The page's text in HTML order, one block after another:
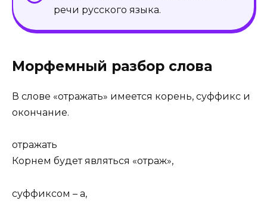
речи русского языка.
Морфемный разбор слова
В слове «отражать» имеется корень, суффикс и
окончание.
отражать
Корнем будет являться «отраж»,
суффиксом – а,